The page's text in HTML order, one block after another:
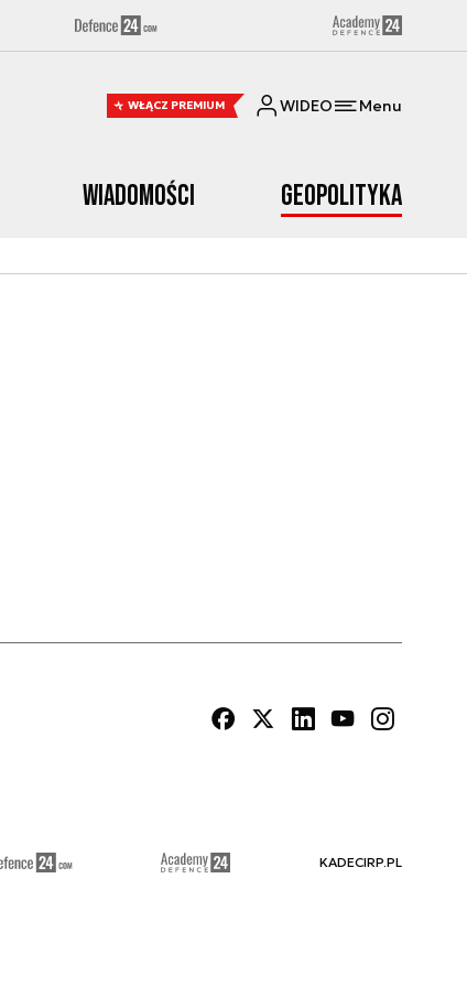
WŁĄCZ PREMIUM WIDEO Menu
Wiadomości Geopolityka
KADECIRP.PL